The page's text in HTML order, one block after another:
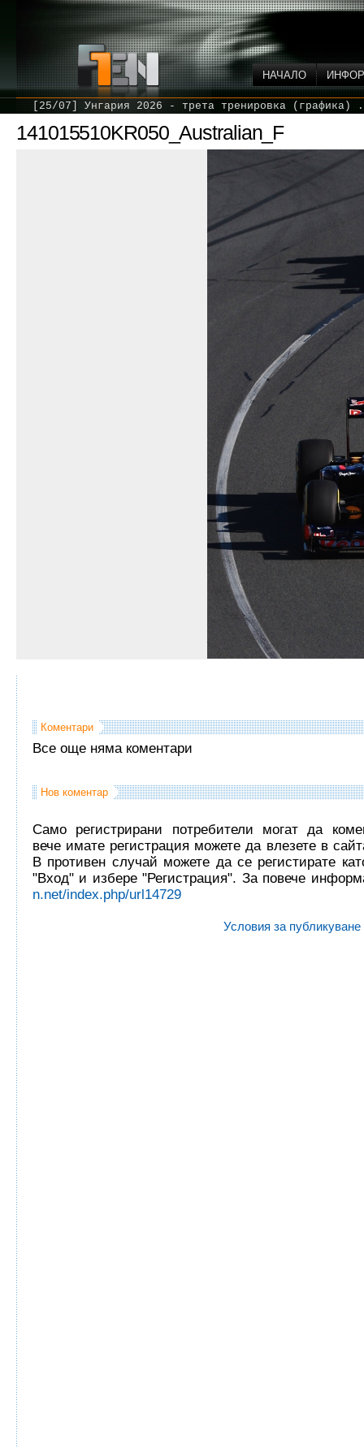
НАЧАЛО
[25/07] Унгария 2026 - трета тренировка
141015510KR050_Australian_F
Коментари
Все още няма коментари
Нов коментар
Само регистрирани потребители могат да
вече имате регистрация можете да влезете в
В противен случай можете да се регистирате
"Вход" и избере "Регистрация". За повече
n.net/index.php/url14729
Условия за